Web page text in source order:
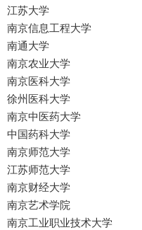
江苏大学
南京信息工程大学
南通大学
南京农业大学
南京医科大学
徐州医科大学
南京中医药大学
中国药科大学
南京师范大学
江苏师范大学
南京财经大学
南京艺术学院
南京工业职业技术大学